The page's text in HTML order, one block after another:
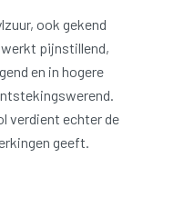
ook gekend
pijnstillend,
en in hogere
verdient echter de
geeft.